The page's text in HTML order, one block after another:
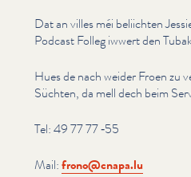
Dat an villes méi beliichten
Podcast Folleg iwwert den
Hues de nach weider Froen zu
Süchten, da mell dech beim
Tel: 49 77 77 ‑55
Mail:frono@​cnapa.​lu